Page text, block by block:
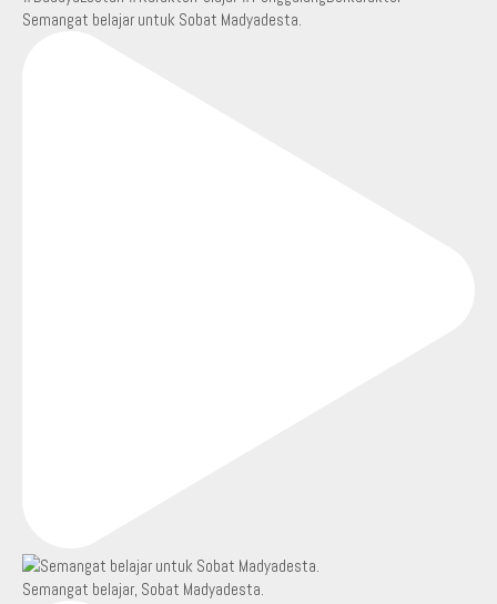
Semangat belajar untuk Sobat Madyadesta.
Semangat belajar, Sobat Madyadesta.